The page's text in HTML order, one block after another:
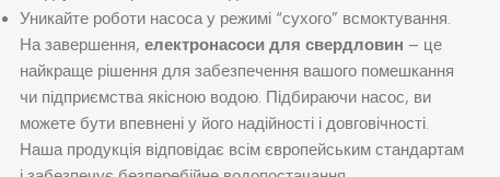
Уникайте роботи насоса у режимі “сухого” всмоктування.
На завершення,електронасоси для свердловин – це
найкраще рішення для забезпечення вашого помешкання
чи підприємства якісною водою. Підбираючи насос, ви
можете бути впевнені у його надійності і довговічності.
Наша продукція відповідає всім європейським стандартам